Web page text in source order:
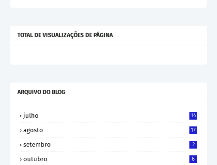
TOTAL DE VISUALIZAÇÕES DE PÁGINA
ARQUIVO DO BLOG
julho 14
agosto 17
setembro 2
outubro 6